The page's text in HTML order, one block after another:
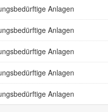
Anlagen
Anlagen
Anlagen
Anlagen
Anlagen